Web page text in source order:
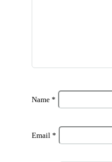
Name *
Email *